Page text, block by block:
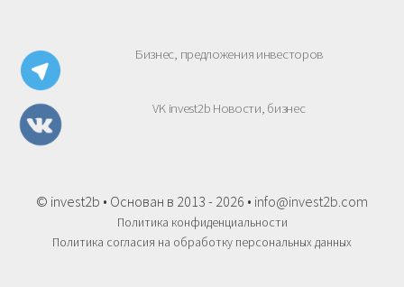
Бизнес, предложения инвесторов
VK invest2b Новости, бизнес
© invest2b • Основан в 2013 - 2026 • info@invest2b.com
Политика конфиденциальности
Политика согласия на обработку персональных данных